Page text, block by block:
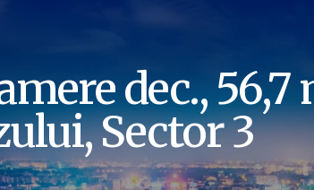
dec., 56,7
Sector 3